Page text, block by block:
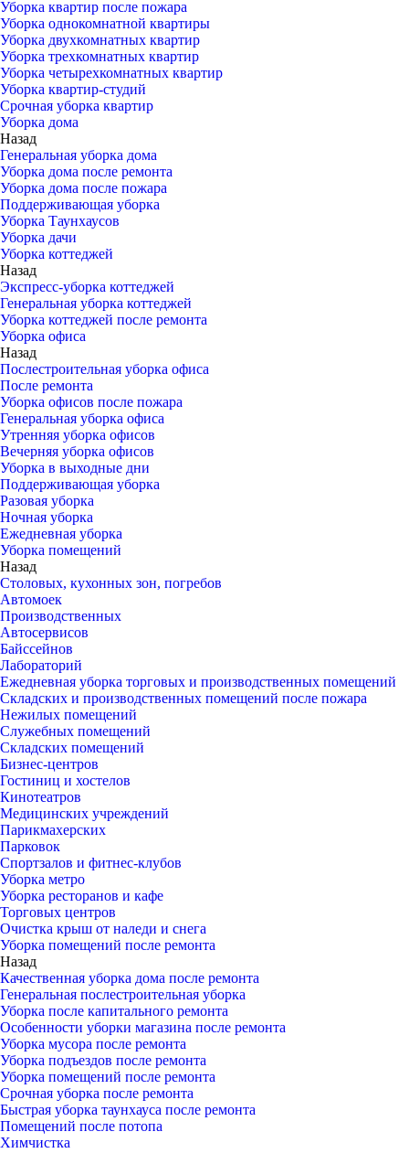
Уборка квартир после пожара
Уборка однокомнатной квартиры
Уборка двухкомнатных квартир
Уборка трехкомнатных квартир
Уборка четырехкомнатных квартир
Уборка квартир-студий
Срочная уборка квартир
Уборка дома
Назад
Генеральная уборка дома
Уборка дома после ремонта
Уборка дома после пожара
Поддерживающая уборка
Уборка Таунхаусов
Уборка дачи
Уборка коттеджей
Назад
Экспресс-уборка коттеджей
Генеральная уборка коттеджей
Уборка коттеджей после ремонта
Уборка офиса
Назад
Послестроительная уборка офиса
После ремонта
Уборка офисов после пожара
Генеральная уборка офиса
Утренняя уборка офисов
Вечерняя уборка офисов
Уборка в выходные дни
Поддерживающая уборка
Разовая уборка
Ночная уборка
Ежедневная уборка
Уборка помещений
Назад
Столовых, кухонных зон, погребов
Автомоек
Производственных
Автосервисов
Байссейнов
Лабораторий
Ежедневная уборка торговых и производственных помещений
Складских и производственных помещений после пожара
Нежилых помещений
Служебных помещений
Складских помещений
Бизнес-центров
Гостиниц и хостелов
Кинотеатров
Медицинских учреждений
Парикмахерских
Парковок
Спортзалов и фитнес-клубов
Уборка метро
Уборка ресторанов и кафе
Торговых центров
Очистка крыш от наледи и снега
Уборка помещений после ремонта
Назад
Качественная уборка дома после ремонта
Генеральная послестроительная уборка
Уборка после капитального ремонта
Особенности уборки магазина после ремонта
Уборка мусора после ремонта
Уборка подъездов после ремонта
Уборка помещений после ремонта
Срочная уборка после ремонта
Быстрая уборка таунхауса после ремонта
Помещений после потопа
Химчистка